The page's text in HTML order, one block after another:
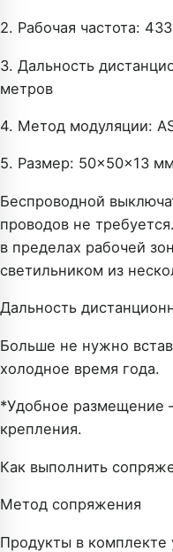
2. Рабочая частота:
3. Дальность
метров
4. Метод модуляции:
5. Размер: 50×50×13 мм
Беспроводной
проводов не
в пределах рабочей
светильником из
Дальность
Больше не нужно
холодное время года.
*Удобное размещение
крепления.
Как выполнить
Метод сопряжения
Продукты в